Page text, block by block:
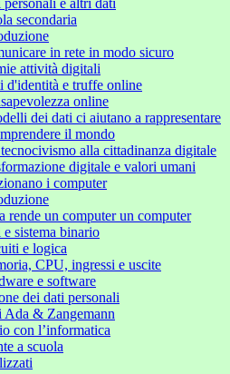
personali e altri dati
secondaria
in rete in modo sicuro
attività digitali
d'identità e truffe online
online
dei dati ci aiutano a rappresentare
il mondo
alla cittadinanza digitale
digitale e valori umani
i computer
rende un computer un computer
sistema binario
e logica
CPU, ingressi e uscite
e software
dei dati personali
Ada & Zangemann
con l’informatica
a scuola